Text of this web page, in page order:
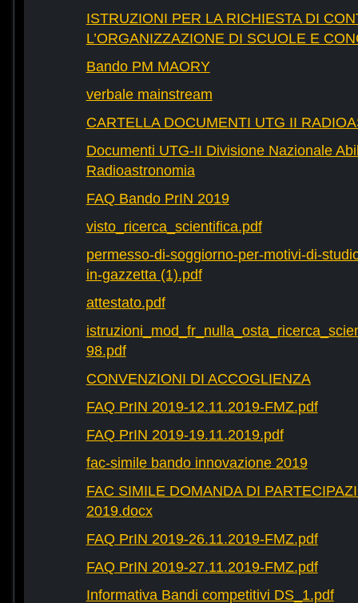
ISTRUZIONI PER LA RICHIESTA DI
L’ORGANIZZAZIONE DI SCUOLE E
Bando PM MAORY
verbale mainstream
CARTELLA DOCUMENTI UTG II
Documenti UTG-II Divisione Nazionale
Radioastronomia
FAQ Bando PrIN 2019
visto_ricerca_scientifica.pdf
permesso-di-soggiorno-per-motivi-di-
in-gazzetta (1).pdf
attestato.pdf
98.pdf
CONVENZIONI DI ACCOGLIENZA
FAQ PrIN 2019-12.11.2019-FMZ.pdf
FAQ PrIN 2019-19.11.2019.pdf
fac-simile bando innovazione 2019
FAC SIMILE DOMANDA DI
2019.docx
FAQ PrIN 2019-26.11.2019-FMZ.pdf
FAQ PrIN 2019-27.11.2019-FMZ.pdf
Informativa Bandi competitivi DS_1.pdf